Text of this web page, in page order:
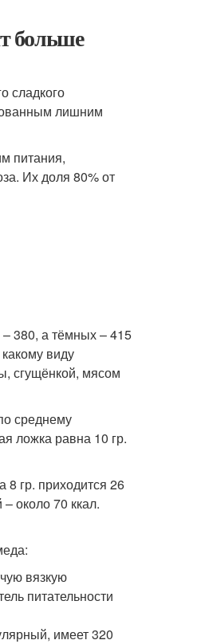
больше
сладкого
лишним
питания,
Их доля 80% от
380, а тёмных – 415
виду
сгущёнкой, мясом
среднему
ложка равна 10 гр.
8 гр. приходится 26
около 70 ккал.
вязкую
питательности
имеет 320